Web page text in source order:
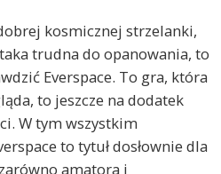
kosmicznej strzelanki,
trudna do opanowania, to
Everspace. To gra, która
to jeszcze na dodatek
W tym wszystkim
to tytuł dosłownie dla
amatora i